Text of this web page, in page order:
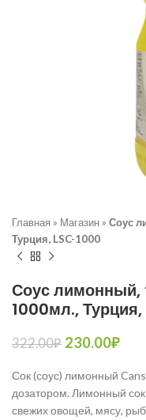
Главная » Магазин » Соус
Турция, LSC-1000
Соус лимонный,
1000мл.,
322.00₽ 230.00₽
Сок (соус) лимонный
дозатором. Лимонный
свежих овощей, мясу,